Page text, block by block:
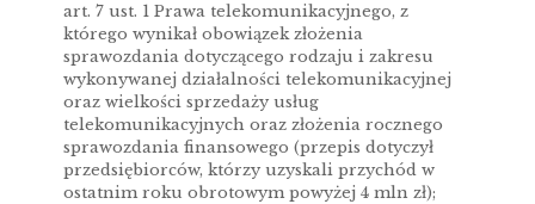
art. 7 ust. 1 Prawa telekomunikacyjnego, z
którego wynikał obowiązek złożenia
sprawozdania dotyczącego rodzaju i zakresu
wykonywanej działalności telekomunikacyjnej
oraz wielkości sprzedaży usług
telekomunikacyjnych oraz złożenia rocznego
sprawozdania finansowego (przepis dotyczył
przedsiębiorców, którzy uzyskali przychód w
ostatnim roku obrotowym powyżej 4 mln zł);